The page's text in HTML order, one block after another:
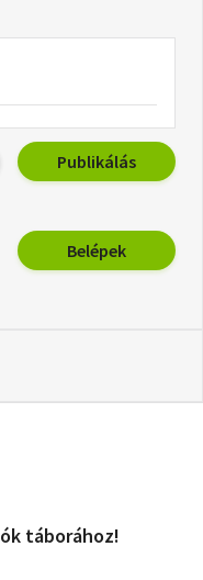
Publikálás
Belépek
táborához!